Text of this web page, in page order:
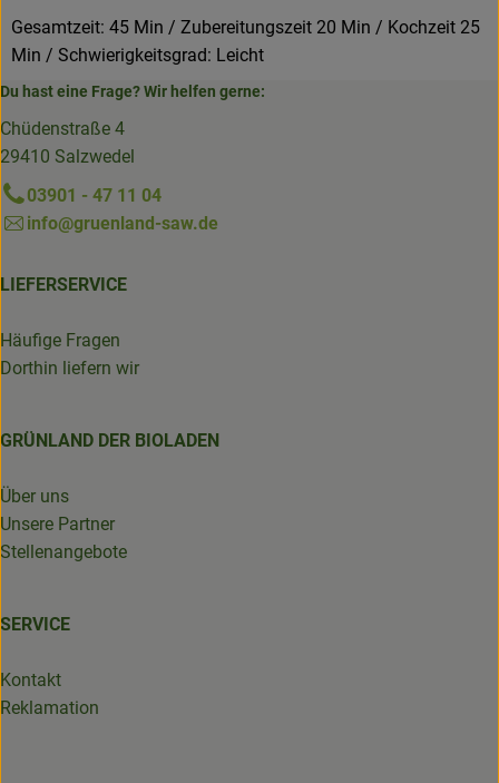
Gesamtzeit: 45 Min / Zubereitungszeit 20 Min / Kochzeit 25
Min / Schwierigkeitsgrad: Leicht
Du hast eine Frage? Wir helfen gerne:
Chüdenstraße 4
29410 Salzwedel
03901 - 47 11 04
info@gruenland-saw.de
LIEFERSERVICE
Häufige Fragen
Dorthin liefern wir
GRÜNLAND DER BIOLADEN
Über uns
Unsere Partner
Stellenangebote
SERVICE
Kontakt
Reklamation